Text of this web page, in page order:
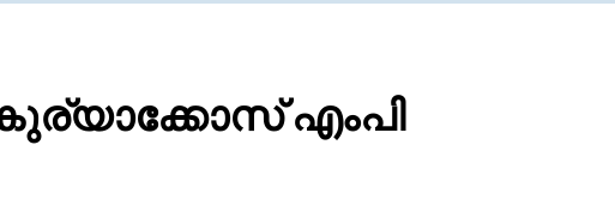
കുര്യാക്കോസ് എംപി